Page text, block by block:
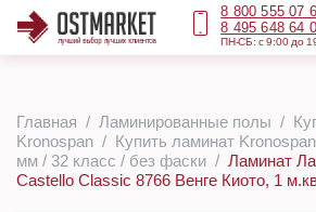
8 800 555 07
8 495 648 64
ПН-СБ: с 9:00 до
Главная Ламинированные полы
Kronospan
Купить ламинат
мм / 32 класс / без фаски
Ламинат
Castello Classic 8766 Венге Киото, 1